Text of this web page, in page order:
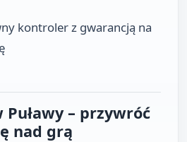
kontroler z gwarancją na
– przywróć
nad grą